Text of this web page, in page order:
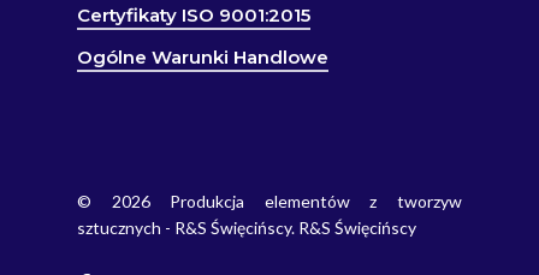
Certyfikaty ISO 9001:2015
Ogólne Warunki Handlowe
© 2026 Produkcja elementów z tworzyw
sztucznych - R&S Święcińscy. R&S Święcińscy